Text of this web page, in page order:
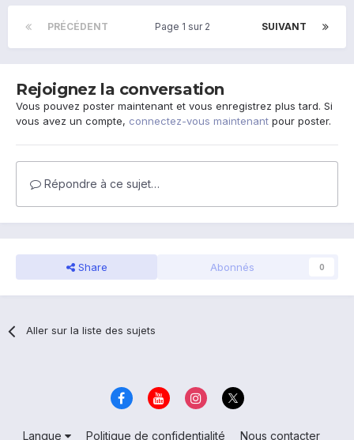
PRÉCÉDENT SUIVANT
Page 1 sur 2
Rejoignez la conversation
Vous pouvez poster maintenant et vous enregistrez plus tard. Si
vous avez un compte, connectez-vous maintenant pour poster.
Répondre à ce sujet…
Share Abonnés 0
Aller sur la liste des sujets
Langue Politique de confidentialité Nous contacter